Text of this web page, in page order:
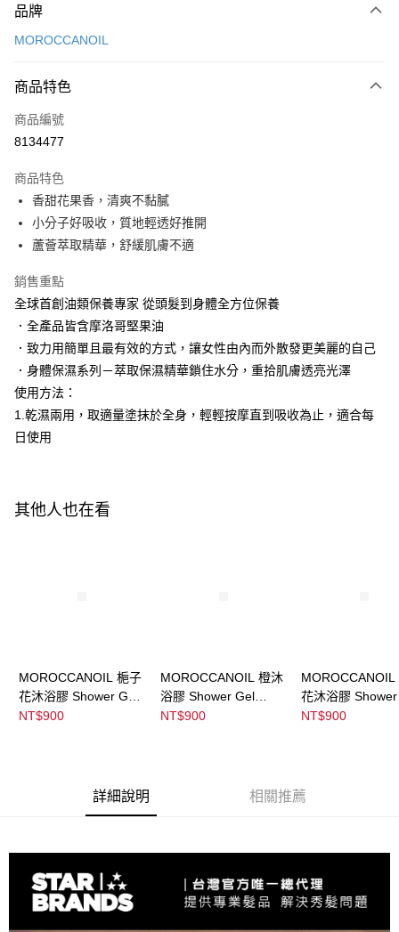
信用卡一次付款
Apple Pay
街口支付
Google Pay
AFTEE先享後付
相關說明
AFTEE先享後付是「在收到商品之後才付款」的支付方式。 讓您購物簡單
１．簡單：不需註冊會員、不需綁卡、不需儲值。
２．便利：只要手機號碼，簡訊認證，即可結帳。
３．安心：先確認商品／服務後，再付款。
【「AFTEE先享後付」結帳流程】
１．於結帳方式選擇「AFTEE先享後付」後，將跳轉至「AFTEE先享後付」
２．訂單成立數日內，您將收到繳費通知簡訊。
３．收到繳費通知簡訊後14天內，點擊此簡訊中的連結，可透過四大超商／
後付繳納相關費用。
※ 交易是否成功請以「AFTEE先享後付 」之結帳頁面顯示為準，若有關於
３．未成年的使用者請事先徵得法定代理人或監護人之同意方可使用
「AFTEE先享後付」，若未經同意申辦者引起之損失，本公司不負相關責
任。
恩沛科技股份有限公司將有權停止該用戶之使用額度並採取法律行動。
運送方式
付款後全家取貨
付款後萊爾富取貨
每筆NT$100，滿NT$3,000(含以上)免運費
付款後7-11取貨
每筆NT$120，滿NT$3,000(含以上)免運費
品牌
MOROCCANOIL
商品特色
商品編號
8134477
商品特色
香甜花果香，清爽不黏膩
小分子好吸收，質地輕透好推開
蘆薈萃取精華，舒緩肌膚不適
銷售重點
全球首創油類保養專家 從頭髮到身體全方位保養
．全產品皆含摩洛哥堅果油
．致力用簡單且最有效的方式，讓女性由內而外散發更美麗的自己
．身體保濕系列－萃取保濕精華鎖住水分，重拾肌膚透亮光澤
使用方法：
1.乾濕兩用，取適量塗抹於全身，輕輕按摩直到吸收為止，適合每
日使用
其他人也在看
MOROCCANOIL 梔子
花沐浴膠 Shower Gel
Ambiance De Plage
NT$900
MOROCCANOIL 橙沐
浴膠 Shower Gel
Soleil De Tander
NT$900
MOROCCANOIL
花沐浴膠
Dahlia Rouge
NT$900
詳細說明 相關推薦